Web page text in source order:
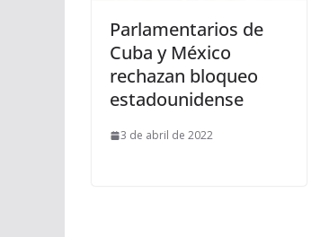
Parlamentarios de
Cuba y México
rechazan bloqueo
estadounidense
3 de abril de 2022